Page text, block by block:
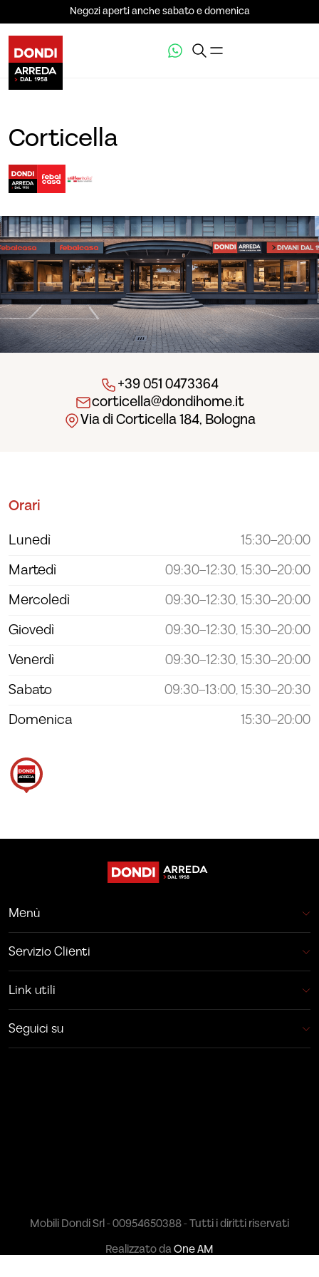
Negozi aperti anche sabato e domenica
Corticella
+39 051 0473364
corticella@dondihome.it
Via di Corticella 184, Bologna
Orari
Lunedì
15:30–20:00
Martedì
09:30–12:30, 15:30–20:00
Mercoledì
09:30–12:30, 15:30–20:00
Giovedì
09:30–12:30, 15:30–20:00
Venerdì
09:30–12:30, 15:30–20:00
Sabato
09:30–13:00, 15:30–20:30
Domenica
15:30–20:00
Menù
Servizio Clienti
Link utili
Seguici su
Mobili Dondi Srl - 00954650388 - Tutti i diritti riservati
Realizzato daOne AM